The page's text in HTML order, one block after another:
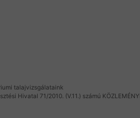
talajvizsgálataink
Hivatal 71/2010. (V.11.) számú